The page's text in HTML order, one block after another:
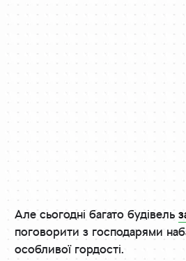
Але сьогодні багато будівель
поговорити з господарями
особливої ​​гордості.